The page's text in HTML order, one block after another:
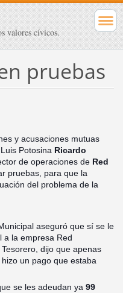
valores cívicos.
pruebas
y acusaciones mutuas
Potosina Ricardo
de operaciones de Red
pruebas, para que la
del problema de la
aseguró que sí se le
a la empresa Red
o, dijo que apenas
un pago que estaba
se les adeudan ya 99